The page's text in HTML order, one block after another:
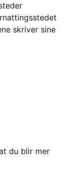
skriver sine
du blir mer